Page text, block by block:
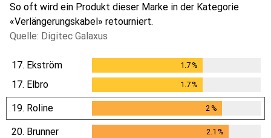
So oft wird ein Produkt dieser Marke in der Kategorie
«Verlängerungskabel» retourniert.
Quelle: Digitec Galaxus
17. Ekström 1.7%
17. Elbro 1.7%
19. Roline 2 %
20. Brunner 2.1 %